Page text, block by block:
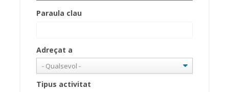
Paraula clau
Adreçat a
Tipus activitat